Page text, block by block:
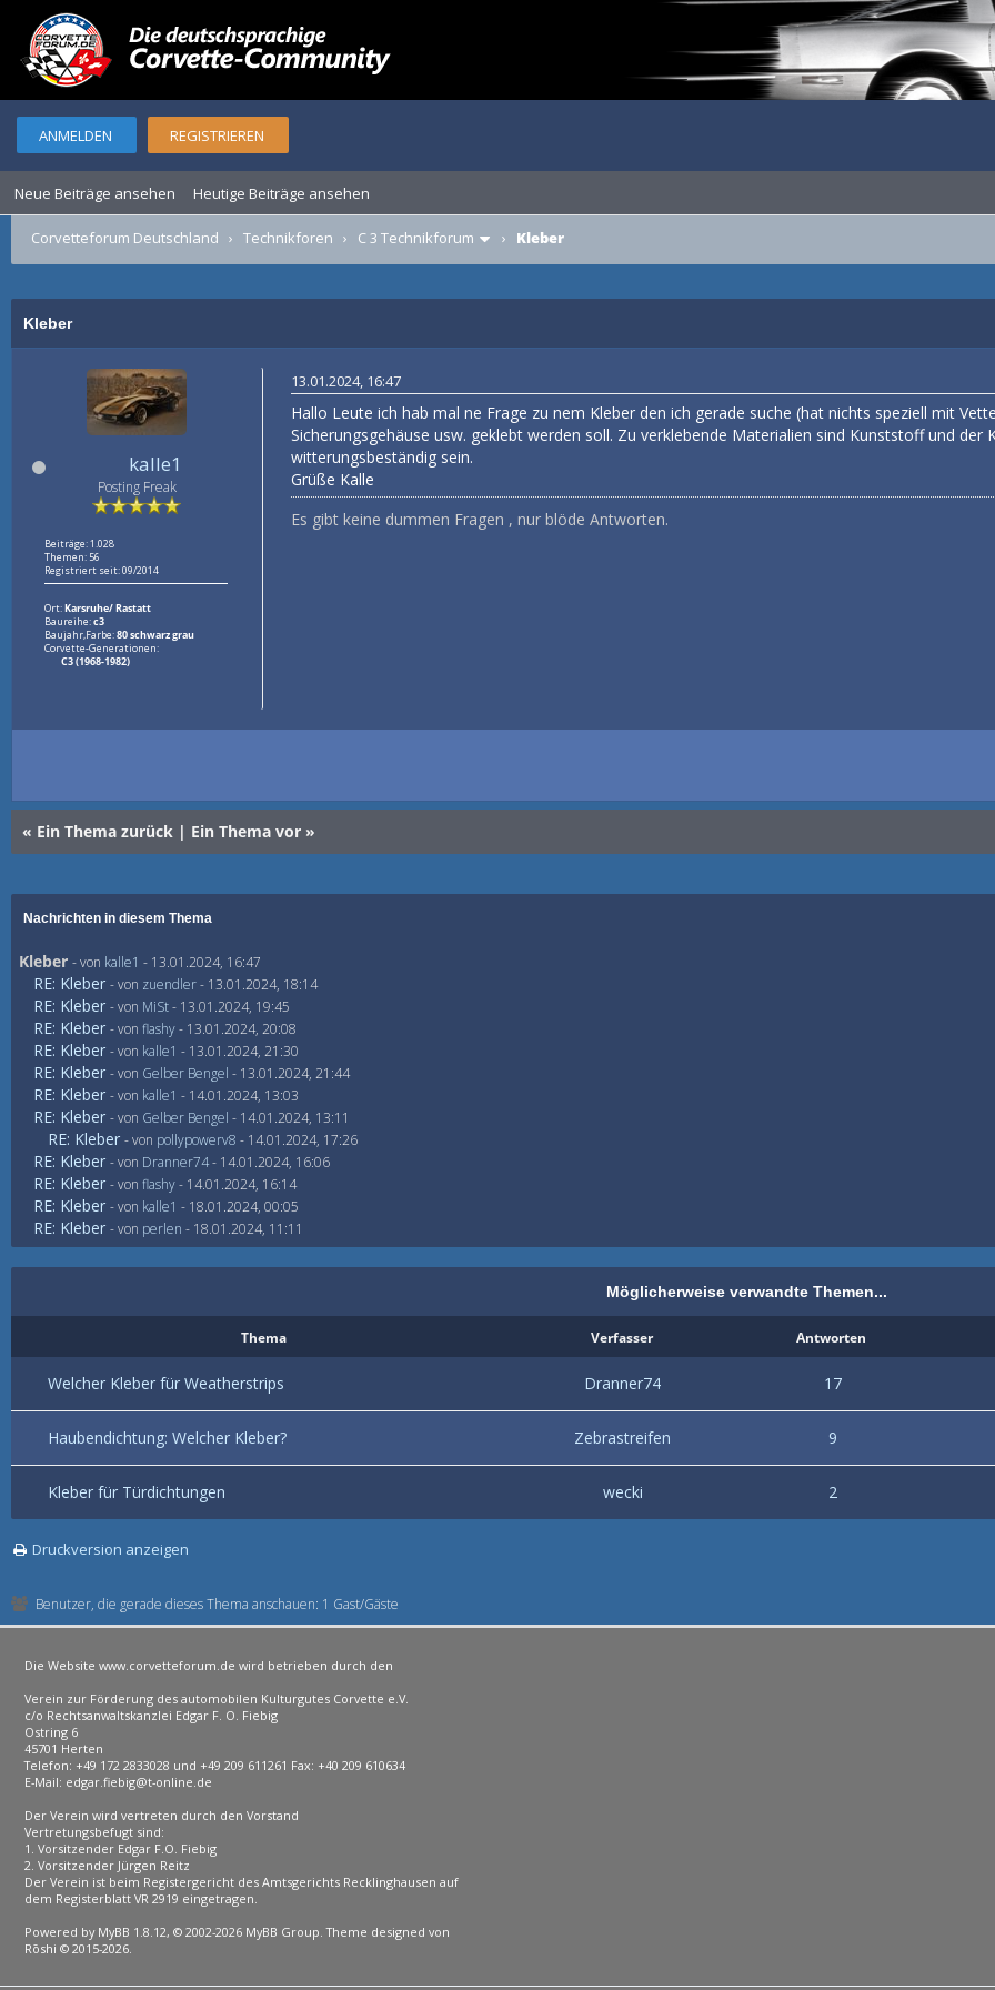
ANMELDEN REGISTRIEREN
Neue Beiträge ansehen Heutige Beiträge ansehen
Corvetteforum Deutschland › Technikforen › C 3 Technikforum › Kleber
Kleber
kalle1
Posting Freak
Beiträge: 1.028
Themen: 56
Registriert seit: 09/2014
Ort:Karsruhe/ Rastatt
Baureihe:c3
Baujahr,Farbe:80 schwarz grau
Corvette-Generationen:
C3 (1968-1982)
13.01.2024, 16:47
Hallo Leute ich hab mal ne Frage zu nem Kleber den ich gerade suche (hat nichts speziell mit
Sicherungsgehäuse usw. geklebt werden soll. Zu verklebende Materialien sind Kunststoff und der
witterungsbeständig sein.
Grüße Kalle
Es gibt keine dummen Fragen , nur blöde Antworten.
« Ein Thema zurück | Ein Thema vor »
Nachrichten in diesem Thema
Kleber - von kalle1 - 13.01.2024, 16:47
RE: Kleber - von zuendler- 13.01.2024, 18:14
RE: Kleber - von MiSt- 13.01.2024, 19:45
RE: Kleber - von flashy- 13.01.2024, 20:08
RE: Kleber - von kalle1 - 13.01.2024, 21:30
RE: Kleber - von Gelber Bengel - 13.01.2024, 21:44
RE: Kleber - von kalle1 - 14.01.2024, 13:03
RE: Kleber - von Gelber Bengel - 14.01.2024, 13:11
RE: Kleber - von pollypowerv8 - 14.01.2024, 17:26
RE: Kleber - von Dranner74- 14.01.2024, 16:06
RE: Kleber - von flashy- 14.01.2024, 16:14
RE: Kleber - von kalle1 - 18.01.2024, 00:05
RE: Kleber - von perlen - 18.01.2024, 11:11
Möglicherweise verwandte Themen...
Thema Verfasser Antworten
Welcher Kleber für Weatherstrips Dranner74 17
Haubendichtung: Welcher Kleber? Zebrastreifen 9
Kleber für Türdichtungen wecki 2
Druckversion anzeigen
Benutzer, die gerade dieses Thema anschauen: 1 Gast/Gäste
Die Website www.corvetteforum.de wird betrieben durch den
Verein zur Förderung des automobilen Kulturgutes Corvette e.V.
c/o Rechtsanwaltskanzlei Edgar F. O. Fiebig
Ostring 6
45701 Herten
Telefon: +49 172 2833028 und +49 209 611261 Fax: +40 209 610634
E-Mail: edgar.fiebig@t-online.de
Der Verein wird vertreten durch den Vorstand
Vertretungsbefugt sind:
1. Vorsitzender Edgar F.O. Fiebig
2. Vorsitzender Jürgen Reitz
Der Verein ist beim Registergericht des Amtsgerichts Recklinghausen auf
dem Registerblatt VR 2919 eingetragen.
Powered by MyBB 1.8.12, © 2002-2026 MyBB Group. Theme designed von
Rōshi © 2015-2026.